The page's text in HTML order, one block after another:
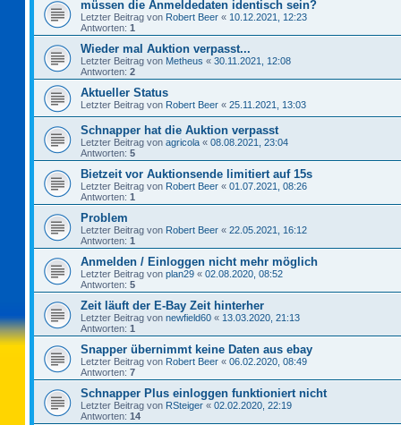
müssen die Anmeldedaten identisch sein?
Letzter Beitrag von Robert Beer « 10.12.2021, 12:23
Antworten: 1
Wieder mal Auktion verpasst...
Letzter Beitrag von Metheus « 30.11.2021, 12:08
Antworten: 2
Aktueller Status
Letzter Beitrag von Robert Beer « 25.11.2021, 13:03
Schnapper hat die Auktion verpasst
Letzter Beitrag von agricola « 08.08.2021, 23:04
Antworten: 5
Bietzeit vor Auktionsende limitiert auf 15s
Letzter Beitrag von Robert Beer « 01.07.2021, 08:26
Antworten: 1
Problem
Letzter Beitrag von Robert Beer « 22.05.2021, 16:12
Antworten: 1
Anmelden / Einloggen nicht mehr möglich
Letzter Beitrag von plan29 « 02.08.2020, 08:52
Antworten: 5
Zeit läuft der E-Bay Zeit hinterher
Letzter Beitrag von newfield60 « 13.03.2020, 21:13
Antworten: 1
Snapper übernimmt keine Daten aus ebay
Letzter Beitrag von Robert Beer « 06.02.2020, 08:49
Antworten: 7
Schnapper Plus einloggen funktioniert nicht
Letzter Beitrag von RSteiger « 02.02.2020, 22:19
Antworten: 14